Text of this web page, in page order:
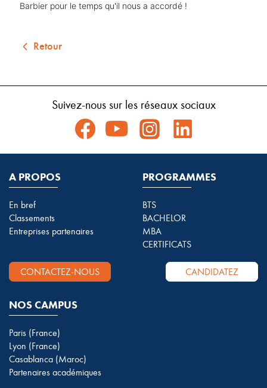
Barbier pour le temps qu'il nous a accordé !
Retour
Suivez-nous sur les réseaux sociaux
A PROPOS
En bref
Classements
Entreprises partenaires
PROGRAMMES
BTS
BACHELOR
MBA
CERTIFICATS
CONTACTEZ-NOUS CANDIDATEZ
NOS CAMPUS
Paris (France)
Lyon (France)
Casablanca (Maroc)
Partenaires académiques